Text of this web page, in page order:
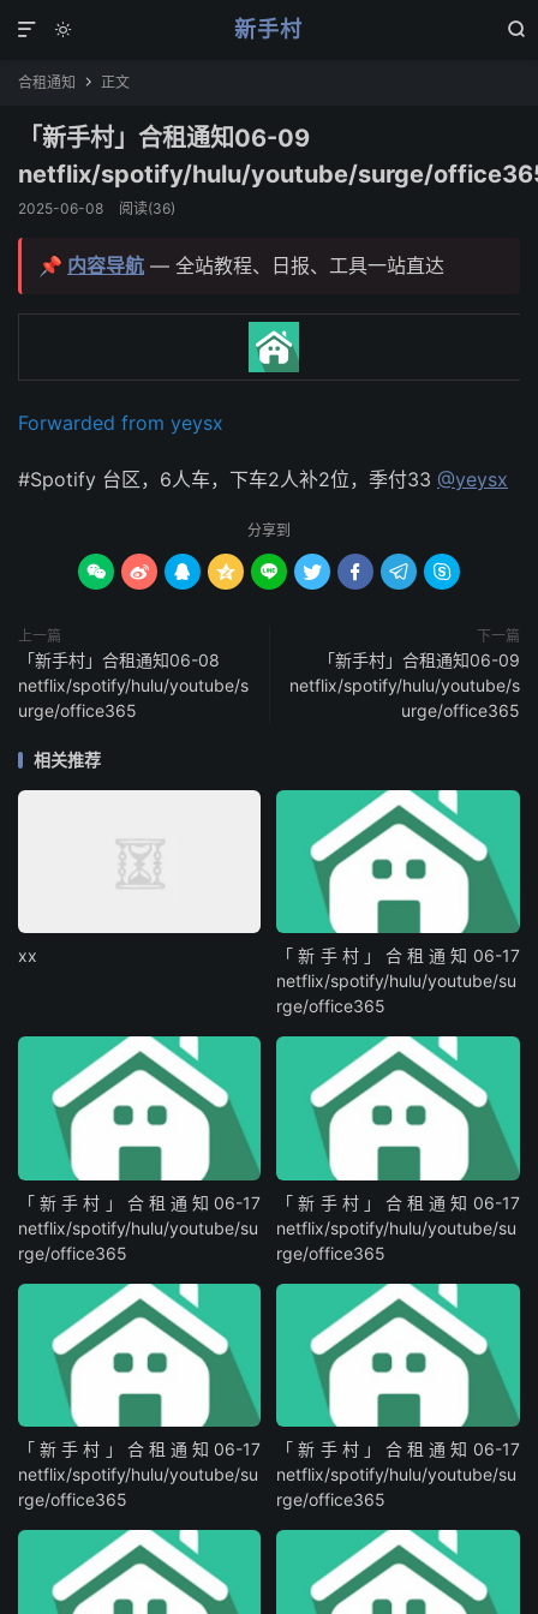
新手村 


合租通知  正文
「新手村」合租通知06-09
netflix/spotify/hulu/youtube/surge/
2025-06-08 阅读(36)
📌 内容导航 — 全站教程、日报、工具一站直达
Forwarded from yeysx
#Spotify 台区，6人车，下车2人补2位，季付33 @yeysx
分享到
        
上一篇
「新手村」合租通知06-08
netflix/spotify/hulu/youtube/s
urge/office365
下一篇
「新手村」合租通知06-09
netflix/spotify/hulu/youtube/s
urge/office365
相关推荐
xx
「新手村」合租通知06-17
netflix/spotify/hulu/youtube/su
rge/office365
「新手村」合租通知06-17
netflix/spotify/hulu/youtube/su
rge/office365
「新手村」合租通知06-17
netflix/spotify/hulu/youtube/su
rge/office365
「新手村」合租通知06-17
netflix/spotify/hulu/youtube/su
rge/office365
「新手村」合租通知06-17
netflix/spotify/hulu/youtube/su
rge/office365